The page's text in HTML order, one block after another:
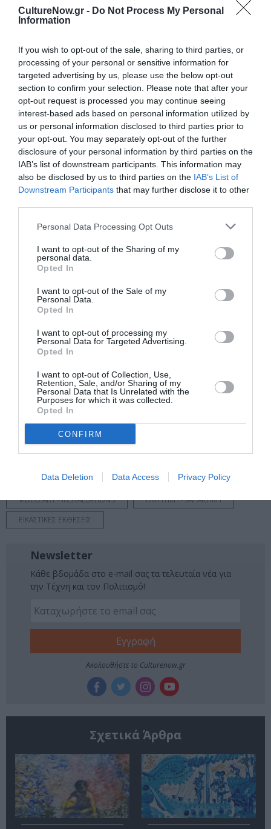
CultureNow.gr - Do Not Process My Personal
Information
If you wish to opt-out of the sale, sharing to third parties, or
processing of your personal or sensitive information for
targeted advertising by us, please use the below opt-out
section to confirm your selection. Please note that after your
opt-out request is processed you may continue seeing
interest-based ads based on personal information utilized by
us or personal information disclosed to third parties prior to
your opt-out. You may separately opt-out of the further
disclosure of your personal information by third parties on the
IAB’s list of downstream participants. This information may
also be disclosed by us to third parties on the IAB’s List of
Downstream Participants that may further disclose it to other
Personal Data Processing Opt Outs
I want to opt-out of the Sharing of my
personal data.
Opted In
I want to opt-out of the Sale of my
Personal Data.
Opted In
I want to opt-out of processing my
Personal Data for Targeted Advertising.
Opted In
I want to opt-out of Collection, Use,
Retention, Sale, and/or Sharing of my
Personal Data that Is Unrelated with the
Purposes for which it was collected.
Opted In
CONFIRM
Data Deletion Data Access Privacy Policy
ΕΜΣΤ: Το πρόγραμμα για το 2ο μέρος του κύκλου εκθέσεων
Ταυτότητα Εκδήλωσης
Ημερομηνία:
Από: 08/03/2024 Εως:
02/06/2024
Ώρες λειτουργίας μουσείου: Τρίτη, Τετάρτη &
Παρασκευή - Κυριακή 11.00 π.μ. – 7.00 μ.μ. | Πέμπτη
11.00 π.μ. – 10.00 μ.μ. [Τελευταία είσοδος στο μουσείο:
18.30 | Πέμπτη: 21.30]
Εθνικό Μουσείο Σύγχρονης Τέχνης (Project Room 2,
3ος όροφος) Καλλιρρόης και Αμβρ. Φραντζή (πρώην
εργοστάσιο ΦΙΞ), Αθήνα
Εθνικό Μουσείο Σύγχρονης Τέχνης
Πληροφορίες / Κρατήσεις:
Ακολουθήστε το Culturenow.gr στο
μάθετε πρώτοι όλες τις ειδήσεις
Δείτε όλα τατελευταία νέαγια την Τέχνη και τον
Πολιτισμό στο
Νέοι Διαγωνισμοί❯
Tags
VIDEO ART - INSTALLATIONS
ΓΛΥΠΤΙΚΗ - ΧΑΡΑΚΤΙΚΗ
ΕΙΚΑΣΤΙΚΕΣ ΕΚΘΕΣΕΙΣ
Newsletter
Κάθε βδομάδα στο e-mail σας τα τελευταία νέα για
την Τέχνη και τον Πολιτισμό!
Ακολουθήστε το Culturenow.gr
Σχετικά Άρθρα